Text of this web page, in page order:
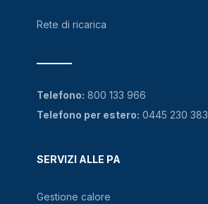
Rete di ricarica
SERVIZI ALLE PA
Gestione calore
Telefono: 800 133 966
Telefono per estero: 0445 230 383